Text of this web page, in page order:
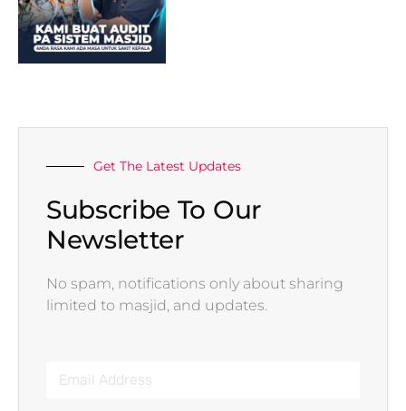
Get The Latest Updates
Subscribe To Our
Newsletter
No spam, notifications only about sharing
limited to masjid, and updates.